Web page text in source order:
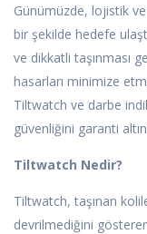
Günümüzde, lojistik
bir şekilde hedefe
ve dikkatli taşınması
hasarları minimize
Tiltwatch ve darbe
güvenliğini garanti
Tiltwatch Nedir?
Tiltwatch, taşınan
devrilmediğini gösteren